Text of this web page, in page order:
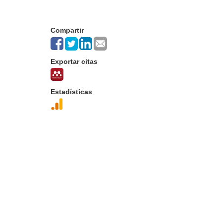
Compartir
Exportar citas
Estadísticas